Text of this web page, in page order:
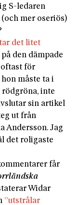
S-ledaren
mer oseriös)
det litet
den dämpade
oftast för
måste ta i
inte
sin artikel
ut från
Andersson. Jag
det roligaste
får
Widar
”utstrålar